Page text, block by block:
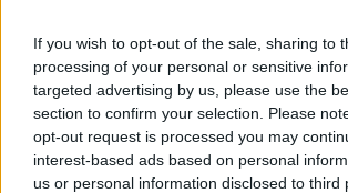
If you wish to opt-out of the sale, sharing to
processing of your personal or sensitive
targeted advertising by us, please use the
section to confirm your selection. Please
opt-out request is processed you may
interest-based ads based on personal
us or personal information disclosed to third